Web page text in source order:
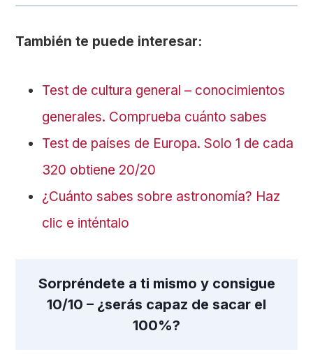
También te puede interesar:
Test de cultura general – conocimientos
generales. Comprueba cuánto sabes
Test de países de Europa. Solo 1 de cada
320 obtiene 20/20
¿Cuánto sabes sobre astronomía? Haz
clic e inténtalo
Sorpréndete a ti mismo y consigue
10/10 – ¿serás capaz de sacar el
100%?